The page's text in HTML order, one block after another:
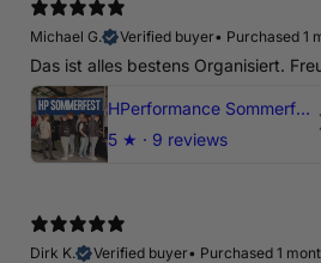
Michael G.
Verified buyer• Purchased 1
Das ist alles bestens Organisiert.
HPerformance Sommerfest 2026
5 ★ · 9 reviews
Dirk K.
Verified buyer• Purchased 1